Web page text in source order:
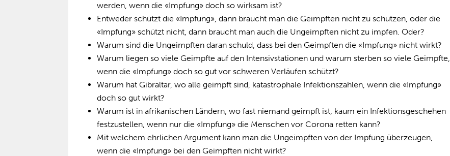
werden, wenn die «Impfung» doch so wirksam ist?
Entweder schützt die «Impfung», dann braucht man die Geimpften nicht zu schützen, oder die
«Impfung» schützt nicht, dann braucht man auch die Ungeimpften nicht zu impfen. Oder?
Warum sind die Ungeimpften daran schuld, dass bei den Geimpften die «Impfung» nicht wirkt?
Warum liegen so viele Geimpfte auf den Intensivstationen und warum sterben so viele Geimpfte,
wenn die «Impfung» doch so gut vor schweren Verläufen schützt?
Warum hat Gibraltar, wo alle geimpft sind, katastrophale Infektionszahlen, wenn die «Impfung»
doch so gut wirkt?
Warum ist in afrikanischen Ländern, wo fast niemand geimpft ist, kaum ein Infektionsgeschehen
festzustellen, wenn nur die «Impfung» die Menschen vor Corona retten kann?
Mit welchem ehrlichen Argument kann man die Ungeimpften von der Impfung überzeugen,
wenn die «Impfung» bei den Geimpften nicht wirkt?